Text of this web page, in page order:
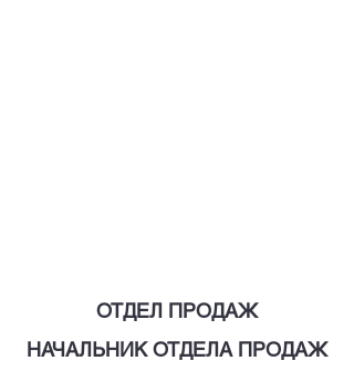
ОТДЕЛ ПРОДАЖ
НАЧАЛЬНИК ОТДЕЛА ПРОДАЖ